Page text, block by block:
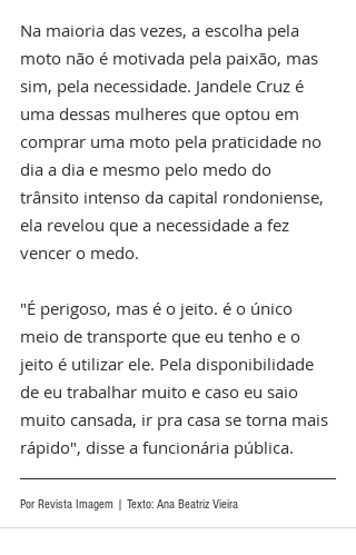
Na maioria das vezes, a escolha pela
moto não é motivada pela paixão, mas
sim, pela necessidade. Jandele Cruz é
uma dessas mulheres que optou em
comprar uma moto pela praticidade no
dia a dia e mesmo pelo medo do
trânsito intenso da capital rondoniense,
ela revelou que a necessidade a fez
vencer o medo.
"É perigoso, mas é o jeito. é o único
meio de transporte que eu tenho e o
jeito é utilizar ele. Pela disponibilidade
de eu trabalhar muito e caso eu saio
muito cansada, ir pra casa se torna mais
rápido", disse a funcionária pública.
Por Revista Imagem | Texto: Ana Beatriz Vieira